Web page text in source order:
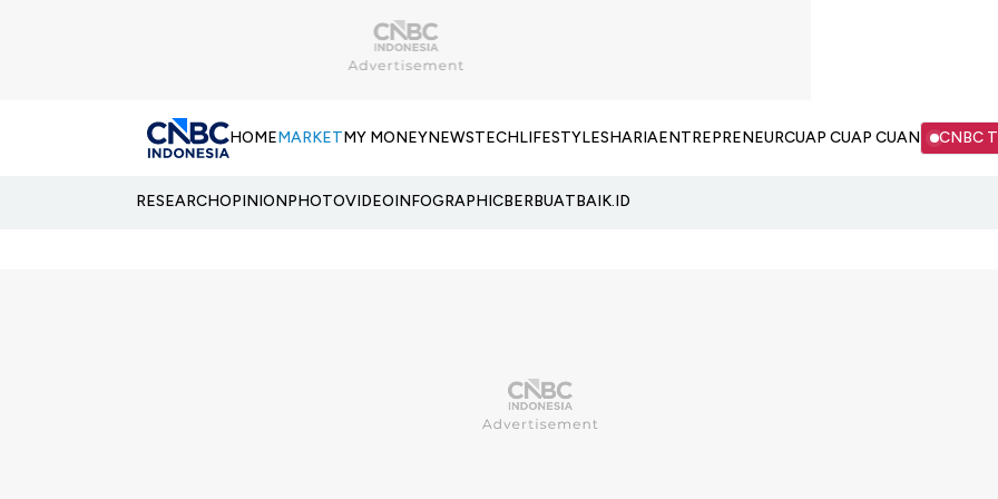
HOMEMARKETMY MONEYNEWSTECHLIFESTYLESHARIAENTREPRENEURCUAP CUAP CUAN CNBC
RESEARCHOPINIONPHOTOVIDEOINFOGRAPHICBERBUATBAIK.ID